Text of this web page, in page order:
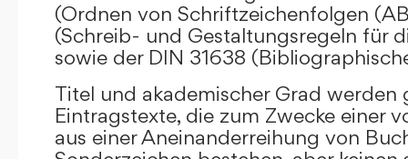
(Ordnen von Schriftzeichenfolgen
(Schreib- und Gestaltungsregeln für
sowie der DIN 31638
Titel und akademischer Grad werden
Eintragstexte, die zum Zwecke einer
aus einer Aneinanderreihung von